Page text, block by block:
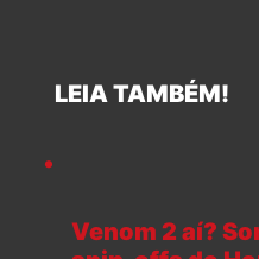
LEIA TAMBÉM!
Venom 2 aí?